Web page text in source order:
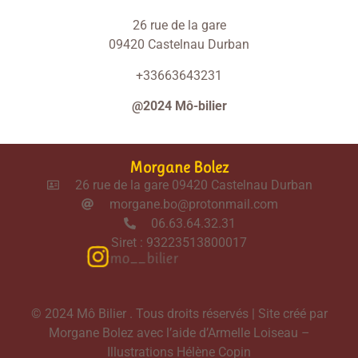
26 rue de la gare
09420 Castelnau Durban
+33663643231
@2024 Mô-bilier
Morgane Bolez
26 rue de la gare 09420 Castelnau Durban
morgane.bo@protonmail.com
06.63.64.32.31
Siret : 93223513800017
mo__bilier
© 2024 Mô Bilier . Tous droits réservés | Site créé par
Morgane Bolez avec l’aide d’Armelle Loiseau –
Illustrations Hélène Copin